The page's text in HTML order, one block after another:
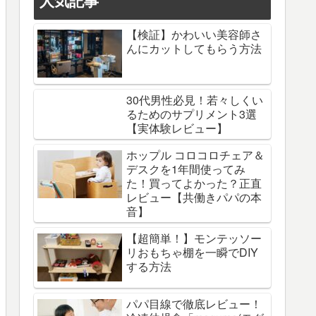
【検証】かわいい美容師さ
んにカットしてもらう方法
30代男性必見！若々しくい
るためのサプリメント3選
【実体験レビュー】
ホップル コロコロチェア＆
デスクを1年間使ってみ
た！買ってよかった？正直
レビュー【共働きパパの本
音】
【超簡単！】モンテッソー
リおもちゃ棚を一瞬でDIY
する方法
パパ目線で徹底レビュー！